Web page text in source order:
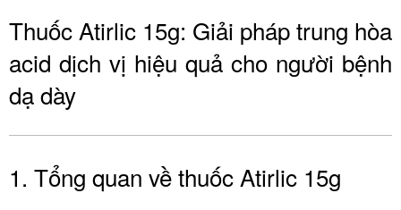
Thuốc Atirlic 15g: Giải pháp trung hòa
acid dịch vị hiệu quả cho người bệnh
dạ dày
1. Tổng quan về thuốc Atirlic 15g